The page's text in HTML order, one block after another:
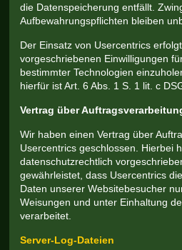
die Datenspeicherung entfällt.
Aufbewahrungspflichten bleiben
Der Einsatz von Usercentrics
vorgeschriebenen Einwilligungen
bestimmter Technologien
hierfür ist Art. 6 Abs. 1 S. 1 lit. c
Vertrag über
Wir haben einen Vertrag über
Usercentrics geschlossen. Hierbei
datenschutzrechtlich
gewährleistet, dass Usercentrics
Daten unserer Websitebesucher
Weisungen und unter Einhaltung
verarbeitet.
Server-Log-Dateien